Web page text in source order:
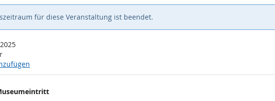
für diese Veranstaltung ist beendet.